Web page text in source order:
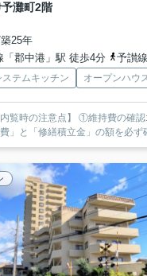
灘町2階
25年
「郡中港」駅 徒歩4分
予讃線
ステムキッチン オープンハウ
内覧時の注意点】 ①維持費の確
」と「修繕積立金」の額を必ず